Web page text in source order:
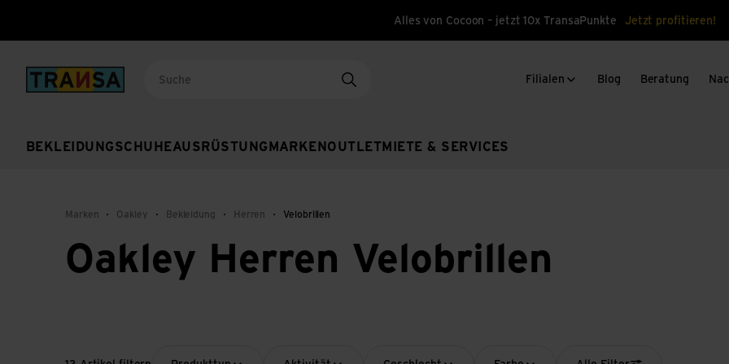
Alles von Cocoon – jetzt 10x TransaPunkte Jetzt profitieren!
Back to home
BEKLEIDUNGSCHUHEAUSRÜSTUNG MARKEN OUTLET MIETE & SERVICES
Filialen Blog Beratung
Marken Oakley Bekleidung Herren Velobrillen
Oakley Herren Velobrillen